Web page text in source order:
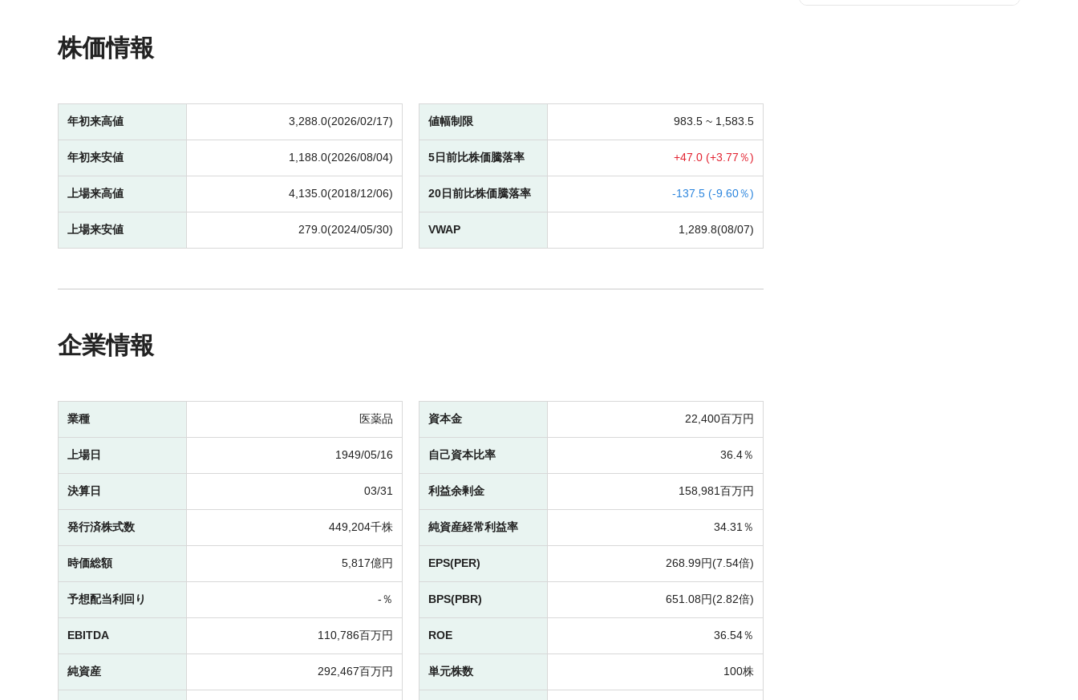
株価情報
年初来高値 3,288.0(2026/02/17)
年初来安値 1,188.0(2026/08/04)
上場来高値 4,135.0(2018/12/06)
上場来安値 279.0(2024/05/30)
値幅制限 983.5 ~ 1,583.5
5日前比株価騰落率 +47.0 (+3.77％)
20日前比株価騰落率 -137.5 (-9.60％)
VWAP 1,289.8(08/07)
企業情報
業種 医薬品
上場日 1949/05/16
決算日 03/31
発行済株式数 449,204千株
時価総額 5,817億円
予想配当利回り -％
EBITDA 110,786百万円
純資産 292,467百万円
資本金 22,400百万円
自己資本比率 36.4％
利益余剰金 158,981百万円
純資産経常利益率 34.31％
EPS(PER) 268.99円(7.54倍)
BPS(PBR) 651.08円(2.82倍)
ROE 36.54％
単元株数 100株